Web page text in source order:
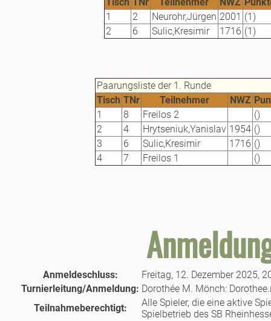
1
2 Neurohr,Jürgen 2001 (1)
2
6 Sulic,Kresimir 1716 (1)
Paarungsliste der 1. Runde
Tisch TNr Teilnehmer NWZ
1
8 Freilos 2
()
2
4 Hrytseniuk,Yanislav 1954 ()
3
6 Sulic,Kresimir 1716 ()
4
7 Freilos 1 ()
Anmeldeschluss:
Freitag, 12. Dezember 2025,
Turnierleitung/Anmeldung: Dorothée M. Mönch:
Teilnahmeberechtigt:
Alle Spieler, die eine aktive
Spielbetrieb des SB